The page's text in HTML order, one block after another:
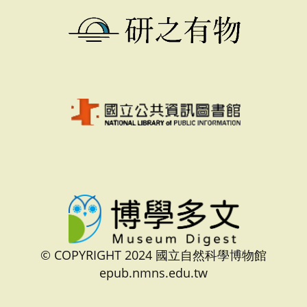
© COPYRIGHT 2024 國立自然科學博物館
epub.nmns.edu.tw